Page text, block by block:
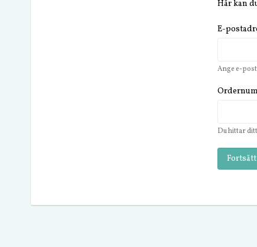
Här kan
E-
Ange e-
Du hittar
Fortsätt